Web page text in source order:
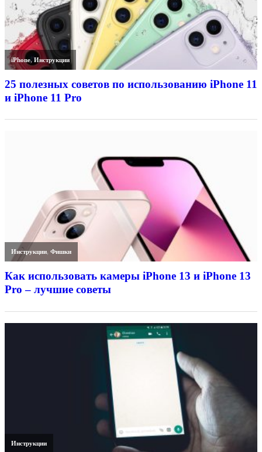
iPhone,Инструкции
25 полезных советов по использованию iPhone 11
и iPhone 11 Pro
Инструкции,Фишки
Как использовать камеры iPhone 13 и iPhone 13
Pro – лучшие советы
Инструкции